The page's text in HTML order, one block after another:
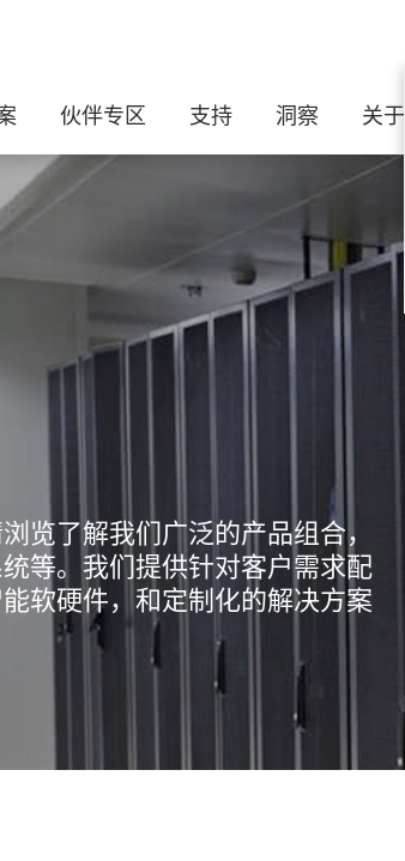
伙伴专区 支持 洞察 关于
览了解我们广泛的产品组合，
等。我们提供针对客户需求配
软硬件，和定制化的解决方案